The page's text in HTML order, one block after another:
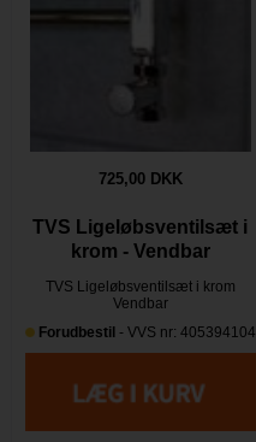
725,00 DKK
TVS Ligeløbsventilsæt i
krom - Vendbar
TVS Ligeløbsventilsæt i krom
​​​​​​​Vendbar
Forudbestil - VVS nr: 405394104